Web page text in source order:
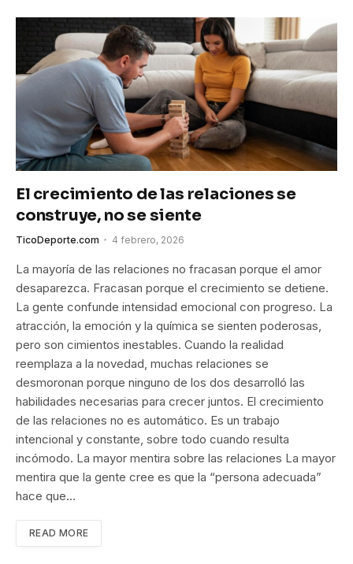
El crecimiento de las relaciones se
construye, no se siente
TicoDeporte.com 4 febrero, 2026
La mayoría de las relaciones no fracasan porque el amor
desaparezca. Fracasan porque el crecimiento se detiene.
La gente confunde intensidad emocional con progreso. La
atracción, la emoción y la química se sienten poderosas,
pero son cimientos inestables. Cuando la realidad
reemplaza a la novedad, muchas relaciones se
desmoronan porque ninguno de los dos desarrolló las
habilidades necesarias para crecer juntos. El crecimiento
de las relaciones no es automático. Es un trabajo
intencional y constante, sobre todo cuando resulta
incómodo. La mayor mentira sobre las relaciones La mayor
mentira que la gente cree es que la “persona adecuada”
hace que…
READ MORE